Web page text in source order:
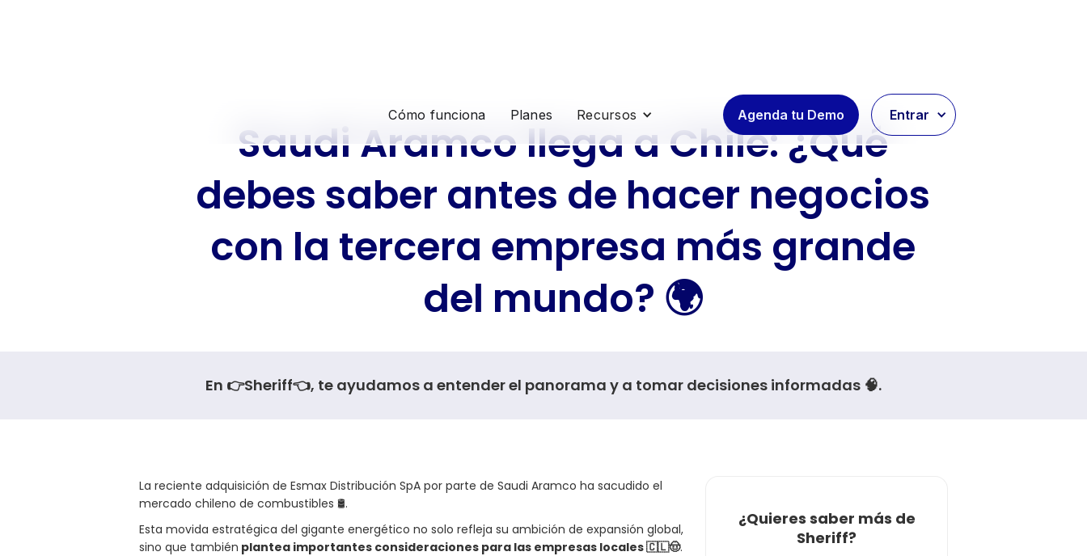
Cómo funciona Planes Recursos Agenda tu Demo Entrar
Saudi Aramco llega a Chile: ¿Qué
debes saber antes de hacer negocios
con la tercera empresa más grande
del mundo? 🌍
En 👉Sheriff👈, te ayudamos a entender el panorama y a tomar decisiones informadas 🧠.
La reciente adquisición de Esmax Distribución SpA por parte de Saudi Aramco ha sacudido el
mercado chileno de combustibles 🛢️.
Esta movida estratégica del gigante energético no solo refleja su ambición de expansión global,
sino que también plantea importantes consideraciones para las empresas locales 🇨🇱🤠.
¿Quieres saber más de
Sheriff?